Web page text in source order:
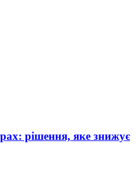
рішення, яке знижує